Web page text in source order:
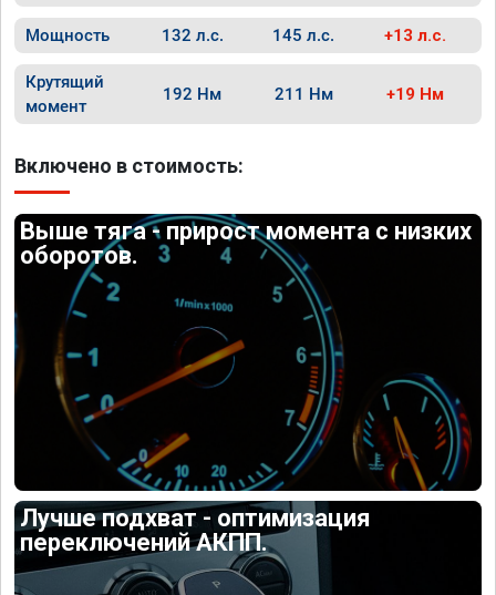
Мощность 132 л.с. 145 л.с. +13 л.с.
Крутящий
момент
192 Нм 211 Нм +19 Нм
Включено в стоимость:
Выше тяга - прирост момента с низких
оборотов.
Лучше подхват - оптимизация
переключений АКПП.